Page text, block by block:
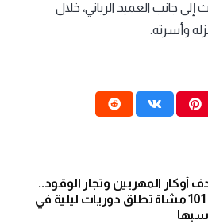
إلى جانب العميد الرياني، خلال
وأسرته.
أوكار المهربين وتجار الوقود..
الكتيبة 101 مشاة تطلق دوريات ليلية في
سبها